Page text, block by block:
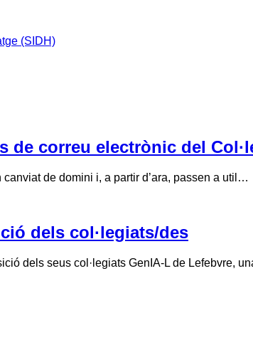
(SIDH)
de correu electrònic del
de domini i, a partir d’ara, passen a util…
dels col·legiats/des
dels seus col·legiats GenIA-L de Lefebvre,